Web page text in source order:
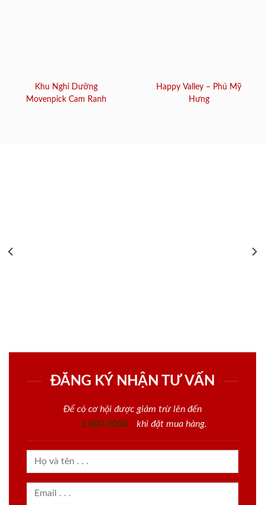
Khu Nghỉ Dưỡng
Movenpick Cam Ranh
Happy Valley – Phú Mỹ
Hưng
ĐĂNG KÝ NHẬN TƯ VẤN
Để có cơ hội được giảm trừ lên đến
1.000.000đ
khi đặt mua hàng.